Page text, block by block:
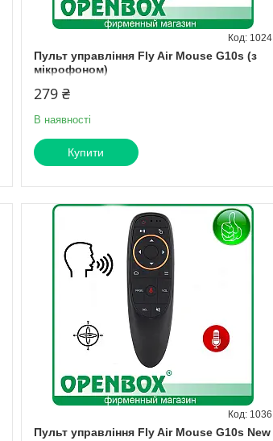
Пульт управління Fly Air Mouse G10s (з
мікрофоном)
1024
279 ₴
В наявності
Купити
Пульт управління Fly Air Mouse G10s New
1036